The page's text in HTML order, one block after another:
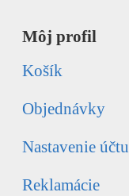
Môj profil
Košík
Objednávky
Nastavenie účtu
Reklamácie